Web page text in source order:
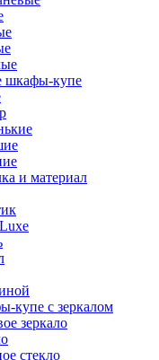
шкафы-купе
и материал
купе с зеркалом
зеркало
стекло